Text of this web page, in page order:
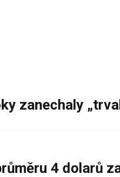
zanechaly
4 dolarů